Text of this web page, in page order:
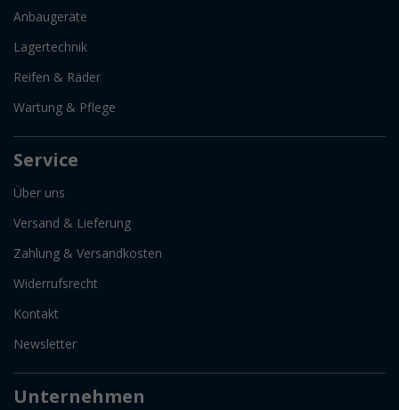
Anbaugeräte
Lagertechnik
Reifen & Räder
Wartung & Pflege
Service
Über uns
Versand & Lieferung
Zahlung & Versandkosten
Widerrufsrecht
Kontakt
Newsletter
Unternehmen